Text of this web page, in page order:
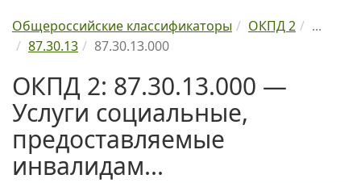
Общероссийские классификаторы ОКПД 2
...
87.30.13
87.30.13.000
ОКПД 2: 87.30.13.000 —
Услуги социальные,
предоставляемые
инвалидам...